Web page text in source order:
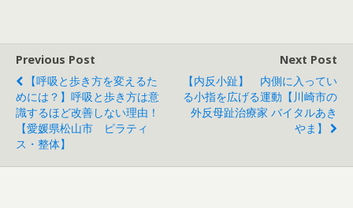
Previous Post
【呼吸と歩き方を変えるた
めには？】呼吸と歩き方は意
識するほど改善しない理由！
【愛媛県松山市 ピラティ
ス・整体】
Next Post
【内反小趾】 内側に入ってい
る小指を広げる運動【川崎市の
外反母趾治療家 バイタルあき
やま】